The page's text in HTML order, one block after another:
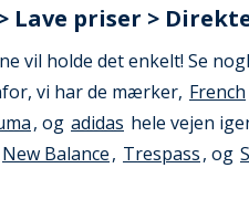
priser >
vil holde det enkelt! Se
vi har de mærker, French
, og adidas hele vejen
New Balance, Trespass, og